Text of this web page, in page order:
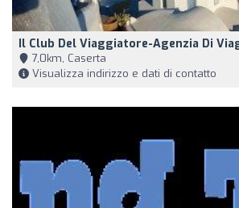
Il Club Del Viaggiatore-Agenzia Di
7,0km, Caserta
Visualizza indirizzo e dati di contatto